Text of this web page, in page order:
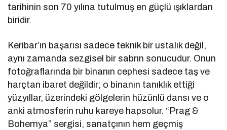
tarihinin son 70 yılına tutulmuş en güçlü ışıklardan
biridir.
Keribar’ın başarısı sadece teknik bir ustalık değil,
aynı zamanda sezgisel bir sabrın sonucudur. Onun
fotoğraflarında bir binanın cephesi sadece taş ve
harçtan ibaret değildir; o binanın tanıklık ettiği
yüzyıllar, üzerindeki gölgelerin hüzünlü dansı ve o
anki atmosferin ruhu kareye hapsolur. “Prag &
Bohemya” sergisi, sanatçının hem geçmiş